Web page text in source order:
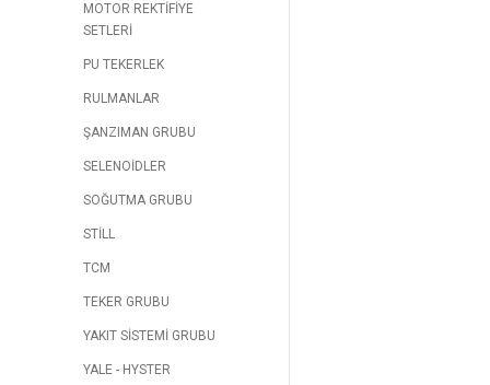
MOTOR REKTİFİYE
SETLERİ
PU TEKERLEK
RULMANLAR
ŞANZIMAN GRUBU
SELENOİDLER
SOĞUTMA GRUBU
STİLL
TCM
TEKER GRUBU
YAKIT SİSTEMİ GRUBU
YALE - HYSTER